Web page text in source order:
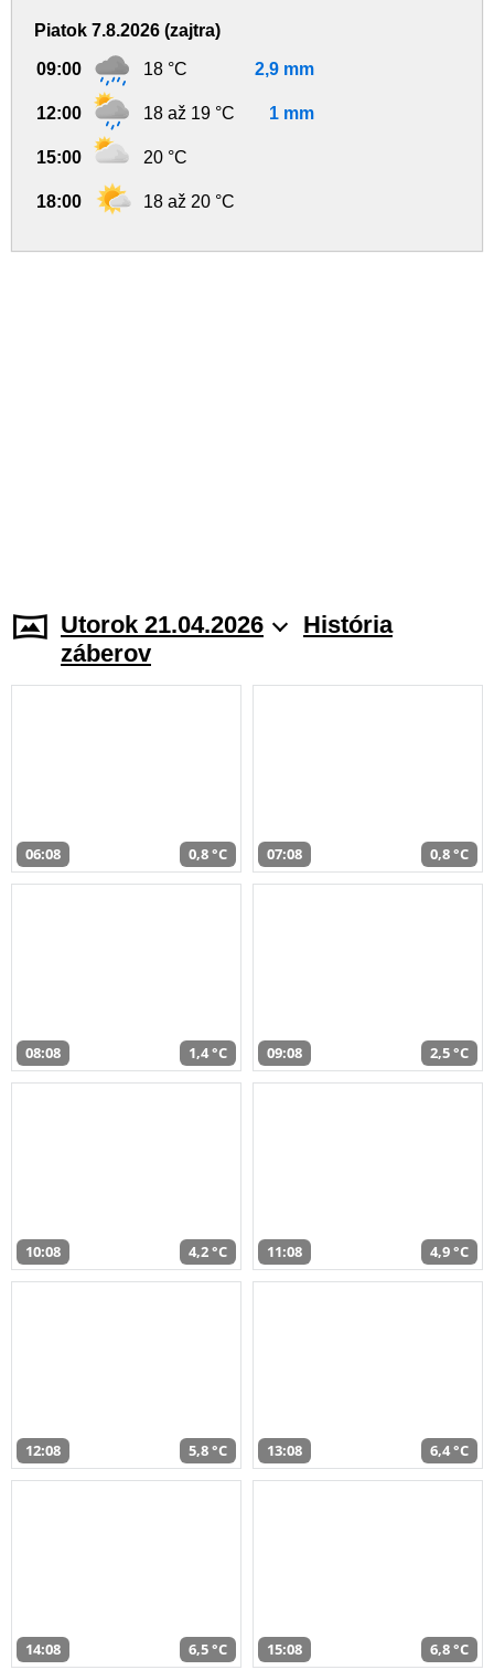
Piatok 7.8.2026 (zajtra)
09:00 18 °C 2,9 mm
12:00 18 až 19 °C 1 mm
15:00 20 °C
18:00 18 až 20 °C
Utorok 21.04.2026
História
záberov
06:08 0,8 °C 07:08 0,8 °C
08:08 1,4 °C 09:08 2,5 °C
10:08 4,2 °C 11:08 4,9 °C
12:08 5,8 °C 13:08 6,4 °C
14:08 6,5 °C 15:08 6,8 °C